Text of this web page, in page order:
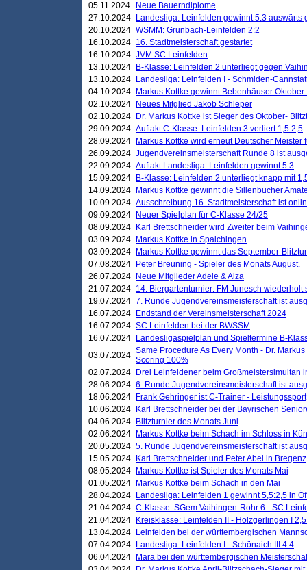
05.11.2024
Neue Bauerndiplome
27.10.2024
Landesliga: Leinfelden gewinnt 5:3 auswärts
20.10.2024 WSMM: Grunbach-Leinfelden 2:2
16.10.2024 16. Stadtmeisterschaft gestartet
16.10.2024 JVM SC Leinfelden
13.10.2024
B-Klasse: Leinfelden 2 unterliegt gegen
13.10.2024
Landesliga: Leinfelden I - Schmiden-
04.10.2024
Markus Kottke gewinnt Bebenhäuser
02.10.2024
Neues Mitglied Jakob Schleper
02.10.2024
Dr. Markus Kottke ist Sieger des Oktober-
29.09.2024 Auftakt C-Klasse: Leinfelden 3 verliert 1,5:2,5
28.09.2024
Markus Kottke wird erneut Deutscher Meister
26.09.2024 Jugendvereinsmeisterschaft Runde 8 ist
22.09.2024 Auftakt Landesliga: Leinfelden gewinnt 5:3
15.09.2024
B-Klasse: Leinfelden 2 unterliegt knapp mit
14.09.2024
Markus Kottke gewinnt die Sillenbucher
10.09.2024 Ausschreibung 16. Stadtmeisterschaft ist
09.09.2024
Neuer Spielplan für C-Klasse 24/25
08.09.2024
Karl Brettschneider wird Zweiter beim
03.09.2024
Markus Kottke in Spaichingen
03.09.2024
Markus Kottke gewinnt das September-
07.08.2024
Peter Breuning - Spieler des Monats August.
26.07.2024
Neue Mitglieder Adele & Aiza
21.07.2024 14. Biergartenturnier: FM Junesch wiederholt
19.07.2024 7. Runde Jugendvereinsmeisterschaft ist
16.07.2024
Endstand der Vereinsmeisterschaft 2024
16.07.2024 SC Leinfelden bei der BWSSM
16.07.2024
Landesligaspielplan und Spieltermine B-
03.07.2024 Same Procedure As Every Month - Dr.
Scoring 100%
02.07.2024
Drei Leinfeldener beim Großmeistersimultan
28.06.2024 6. Runde Jugendvereinsmeisterschaft ist
18.06.2024
Frank Gehringer ist C-Trainer - Leistungssport
10.06.2024
Karl Brettschneider bei der Bayrischen
04.06.2024
Blitzturnier des Monats Juni
02.06.2024
Markus Kottke beim Schach im Schloss in
20.05.2024 5. Runde Jugendvereinsmeisterschaft ist
15.05.2024
Karl Brettschneider und Peter Abel in Bregenz
08.05.2024
Markus Kottke ist Spieler des Monats Mai
01.05.2024
Markus Kottke beim Schach in den Mai
28.04.2024
Landesliga: Leinfelden 1 gewinnt 5,5:2,5 in
21.04.2024 C-Klasse: SGem Vaihingen-Rohr 6 - SC
21.04.2024
Kreisklasse: Leinfelden II - Holzgerlingen I
13.04.2024
Leinfelden bei der württembergischen
07.04.2024
Landesliga: Leinfelden I - Schönaich III 4:4
06.04.2024
Mara bei den württembergischen